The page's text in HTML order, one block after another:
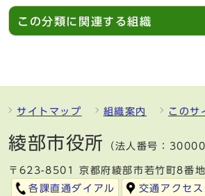
この分類に関連する組織
サイトマップ 組織案内 このサ
綾部市役所 （法人番号：
〒623-8501 京都府綾部市若竹町8番地
各課直通ダイアル
交通アクセス